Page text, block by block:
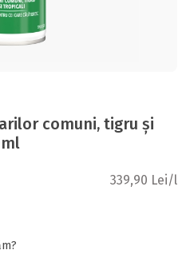
comuni, tigru și
339,90 Lei/l